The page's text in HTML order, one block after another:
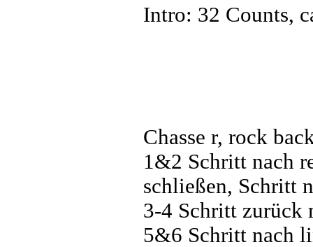
Intro: 32 Counts,
Chasse r, rock
1&2 Schritt nach
schließen, Schritt
3-4 Schritt zurück
5&6 Schritt nach